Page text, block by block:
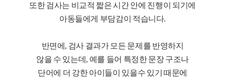
또한 검사는 비교적 짧은 시간 안에 진행이 되기에
아동들에게 부담감이 적습니다.
반면에, 검사 결과가 모든 문제를 반영하지
않을 수 있는데, 예를 들어 특정한 문장 구조나
단어에 더 강한 아이들이 있을수 있기 때문에